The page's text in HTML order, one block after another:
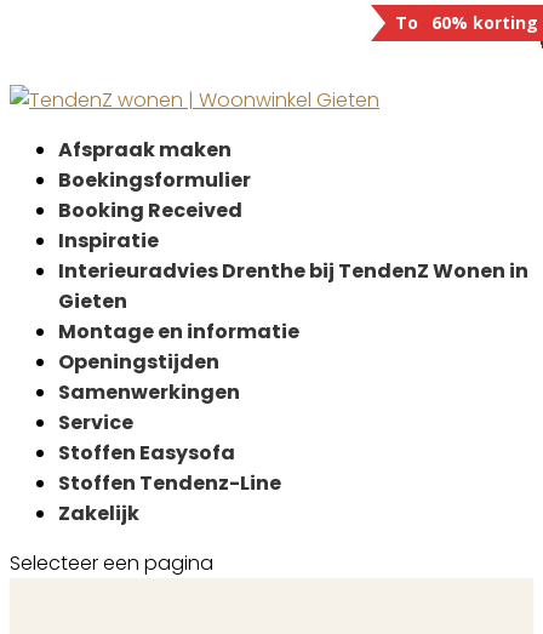
Afspraak maken
Boekingsformulier
Booking Received
Inspiratie
Interieuradvies Drenthe bij TendenZ Wonen in
Gieten
Montage en informatie
Openingstijden
Samenwerkingen
Service
Stoffen Easysofa
Stoffen Tendenz-Line
Zakelijk
Selecteer een pagina
Tot 80% korting
25% korting
25% korting
35% korting
30% korting
35% korting
50% korting
70% korting
60% korting